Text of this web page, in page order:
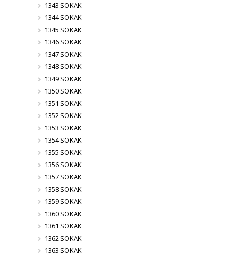
1343 SOKAK
1344 SOKAK
1345 SOKAK
1346 SOKAK
1347 SOKAK
1348 SOKAK
1349 SOKAK
1350 SOKAK
1351 SOKAK
1352 SOKAK
1353 SOKAK
1354 SOKAK
1355 SOKAK
1356 SOKAK
1357 SOKAK
1358 SOKAK
1359 SOKAK
1360 SOKAK
1361 SOKAK
1362 SOKAK
1363 SOKAK